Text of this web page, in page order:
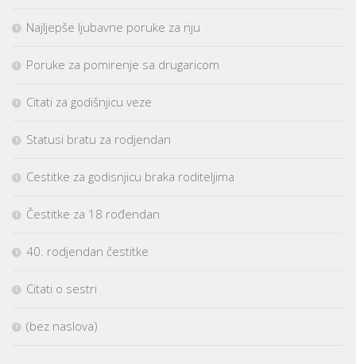
Najljepše ljubavne poruke za nju
Poruke za pomirenje sa drugaricom
Citati za godišnjicu veze
Statusi bratu za rodjendan
Cestitke za godisnjicu braka roditeljima
Čestitke za 18 rođendan
40. rodjendan čestitke
Citati o sestri
(bez naslova)